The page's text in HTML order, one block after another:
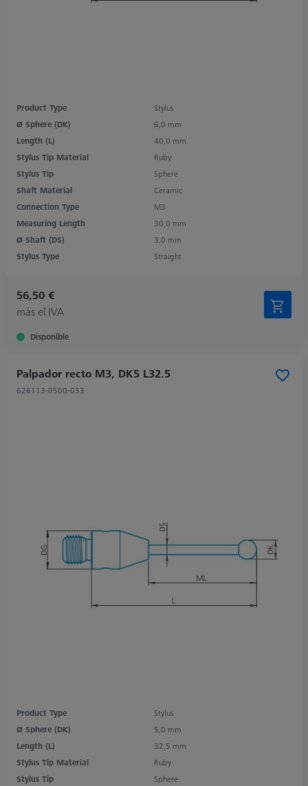
Product Type
Stylus
Ø Sphere (DK)
6,0 mm
Length (L)
40,0 mm
Stylus Tip Material
Ruby
Stylus Tip
Sphere
Shaft Material
Ceramic
Connection Type
M3
Measuring Length
30,0 mm
Ø Shaft (DS)
3,0 mm
Stylus Type
Straight
56,50 €
más el IVA
Disponible
Palpador recto M3, DK5 L32.5
626113-0500-033
Product Type
Stylus
Ø Sphere (DK)
5,0 mm
Length (L)
32,5 mm
Stylus Tip Material
Ruby
Stylus Tip
Sphere